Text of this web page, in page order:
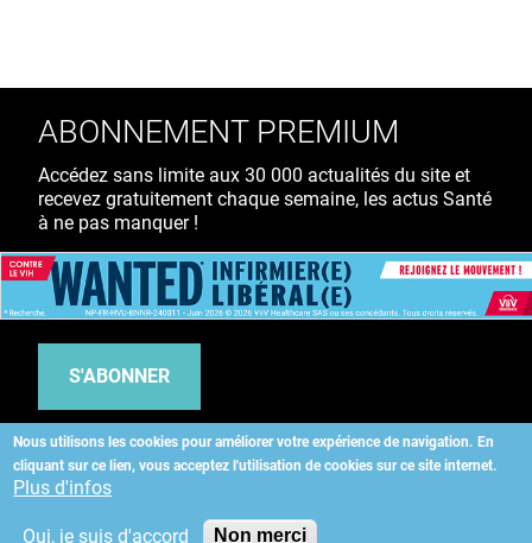
Nous utilisons les cookies pour améliorer votre expérience de navigation. En
cliquant sur ce lien, vous acceptez l'utilisation de cookies sur ce site internet.
Plus d'infos
Oui, je suis d'accord Non merci
ABONNEMENT PREMIUM
Accédez sans limite aux 30 000 actualités du site et
recevez gratuitement chaque semaine, les actus Santé
à ne pas manquer !
39€ TTC
/ an
S'ABONNER
Copyright